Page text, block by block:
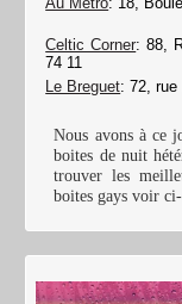
Celtic Corner: 88,
74 11
Le Breguet: 72, rue
Nous avons à ce
boites de nuit
trouver les
boites gays voir ci-